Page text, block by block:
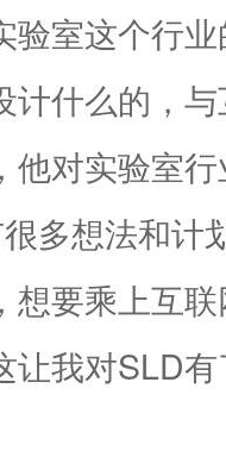
室这个行业
计什么的，
他对实验室
多想法和计
想要乘上互
让我对SLD